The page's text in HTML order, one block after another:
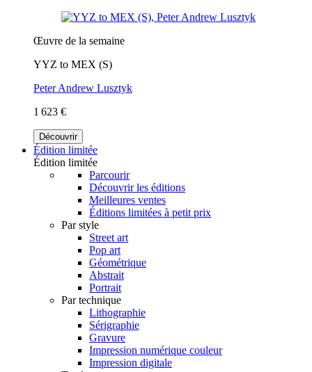
Œuvre de la semaine
YYZ to MEX (S)
Peter Andrew Lusztyk
1 623 €
Découvrir
Édition limitée
Édition limitée
Parcourir
Découvrir les éditions
Meilleures ventes
Éditions limitées à petit prix
Par style
Street art
Pop art
Géométrique
Abstrait
Portrait
Par technique
Lithographie
Sérigraphie
Gravure
Impression numérique couleur
Impression digitale